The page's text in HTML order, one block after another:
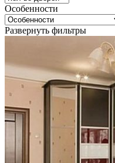
Особенности
Развернуть фильтры